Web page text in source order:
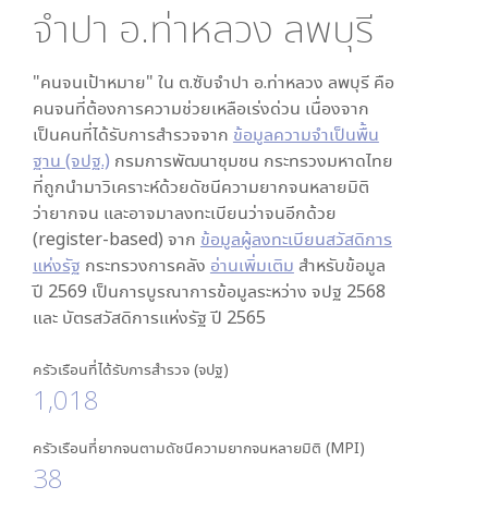
จำปา อ.ท่าหลวง ลพบุรี
"คนจนเป้าหมาย" ใน ต.ซับจำปา อ.ท่าหลวง ลพบุรี คือ
คนจนที่ต้องการความช่วยเหลือเร่งด่วน เนื่องจาก
เป็นคนที่ได้รับการสำรวจจาก ข้อมูลความจำเป็นพื้น
ฐาน (จปฐ.) กรมการพัฒนาชุมชน กระทรวงมหาดไทย
ที่ถูกนำมาวิเคราะห์ด้วยดัชนีความยากจนหลายมิติ
ว่ายากจน และอาจมาลงทะเบียนว่าจนอีกด้วย
(register-based) จาก ข้อมูลผู้ลงทะเบียนสวัสดิการ
แห่งรัฐ กระทรวงการคลัง อ่านเพิ่มเติม สำหรับข้อมูล
ปี 2569 เป็นการบูรณาการข้อมูลระหว่าง จปฐ 2568
และ บัตรสวัสดิการแห่งรัฐ ปี 2565
ครัวเรือนที่ได้รับการสำรวจ (จปฐ)
1,018
ครัวเรือนที่ยากจนตามดัชนีความยากจนหลายมิติ (MPI)
38